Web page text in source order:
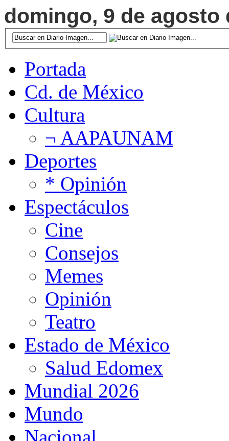
domingo, 9 de agosto
Portada
Cd. de México
Cultura
¬ AAPAUNAM
Deportes
* Opinión
Espectáculos
Cine
Consejos
Memes
Opinión
Teatro
Estado de México
Salud Edomex
Mundial 2026
Mundo
Nacional